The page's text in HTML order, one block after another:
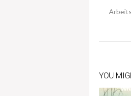
YOU